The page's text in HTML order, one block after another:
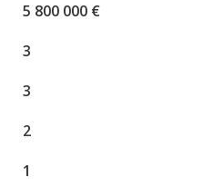
5 800 000 €
3
3
2
1